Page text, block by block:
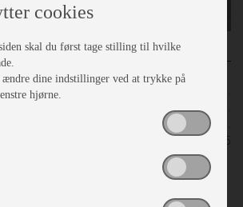
530 DR
472 kg.
1900 kg.
2026
er kommet hjem i nyt friskt design,
Vi har taget den første vogn
cookies
skal du først tage stilling til hvilke
dine indstillinger ved at trykke på
hjørne.